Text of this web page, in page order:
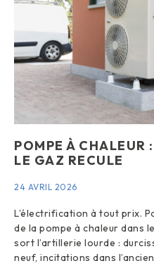
POMPE À CHALEUR
LE GAZ RECULE
24 AVRIL 2026
L’électrification à tout prix.
de la pompe à chaleur dans
sort l’artillerie lourde :
neuf, incitations dans